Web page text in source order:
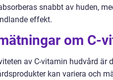
snabbt av huden,
effekt.
om C-
av C-vitamin hudvård
kan variera och